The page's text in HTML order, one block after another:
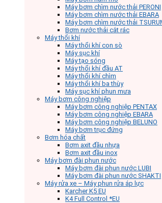
Máy bơm chìm nước thải PERONI
Máy bơm chìm nước thải EBARA
Máy bơm chìm nước thải
Bơm nước thải cắt rác
Máy thổi khí
Máy thổi khí con sò
Máy sục khí
Máy tạo sóng
Máy thổi khí đầu AT
Máy thổi khí chìm
Máy thổi khí ba thùy
Máy sục khí phun mưa
Máy bơm công nghiệp
Máy bơm công nghiệp PENTAX
Máy bơm công nghiệp EBARA
Máy bơm công nghiệp BELUNO
Máy bơm trục đứng
Bơm hóa chất
Bơm axit đầu nhựa
Bơm axit đầu inox
Máy bơm đài phun nước
Máy bơm đài phun nước LUBI
Máy bơm đài phun nước SHAKTI
Máy rửa xe – Máy phun rửa áp lực
Karcher K5 EU
K4 Full Control *EU